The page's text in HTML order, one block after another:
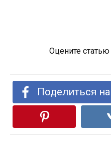
Оцените статью
Поделиться